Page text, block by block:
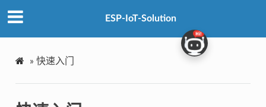
ESP-IoT-Solution
» 快速入门